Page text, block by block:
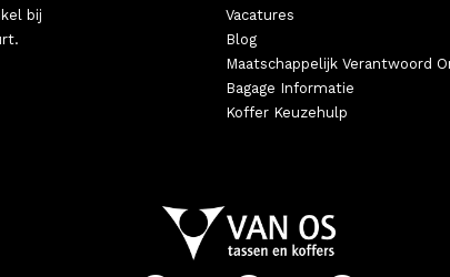
bij
Vacatures
Blog
Maatschappelijk Verantwoord
Bagage Informatie
Koffer Keuzehulp